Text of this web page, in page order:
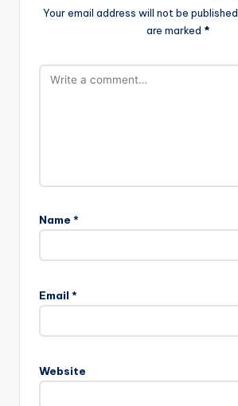
Your email address will not be published.
are marked *
Name *
Email *
Website